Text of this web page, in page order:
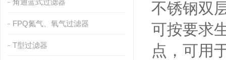
角通蓝式过滤器
FPQ氮气、氧气过滤器
T型过滤器
不锈钢双
可按要求
点，可用